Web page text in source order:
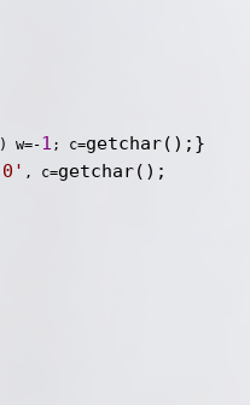
) w=-1 ; c=
0 ' , c=